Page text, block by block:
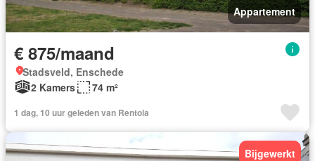
Appartement
€ 875/maand
Stadsveld, Enschede
2 Kamers
74 m²
1 dag, 10 uur geleden van Rentola
Bijgewerkt